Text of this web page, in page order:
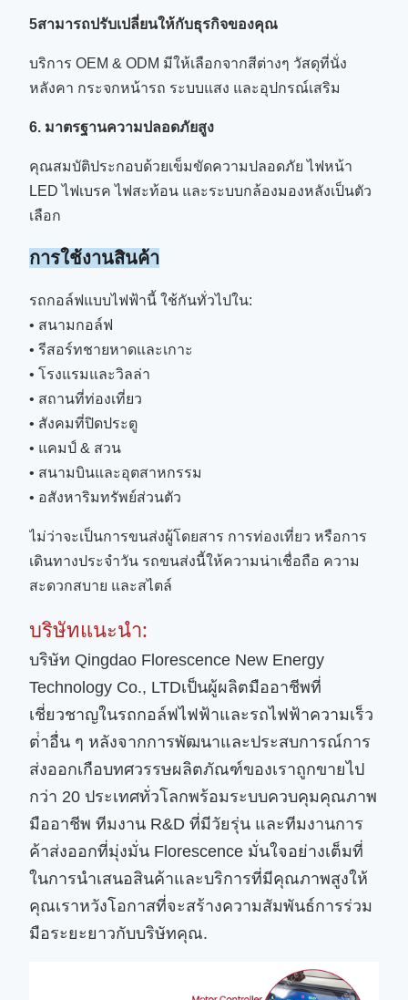
5สามารถปรับเปลี่ยนให้กับธุรกิจของคุณ
บริการ OEM & ODM มีให้เลือกจากสีต่างๆ วัสดุที่นั่ง
หลังคา กระจกหน้ารถ ระบบแสง และอุปกรณ์เสริม
6. มาตรฐานความปลอดภัยสูง
คุณสมบัติประกอบด้วยเข็มขัดความปลอดภัย ไฟหน้า
LED ไฟเบรค ไฟสะท้อน และระบบกล้องมองหลังเป็นตัว
เลือก
การใช้งานสินค้า
รถกอล์ฟแบบไฟฟ้านี้ ใช้กันทั่วไปใน:
• สนามกอล์ฟ
• รีสอร์ทชายหาดและเกาะ
• โรงแรมและวิลล่า
• สถานที่ท่องเที่ยว
• สังคมที่ปิดประตู
• แคมป์ & สวน
• สนามบินและอุตสาหกรรม
• อสังหาริมทรัพย์ส่วนตัว
ไม่ว่าจะเป็นการขนส่งผู้โดยสาร การท่องเที่ยว หรือการ
เดินทางประจําวัน รถขนส่งนี้ให้ความน่าเชื่อถือ ความ
สะดวกสบาย และสไตล์
บริษัทแนะนํา:
บริษัท Qingdao Florescence New Energy
Technology Co., LTDเป็นผู้ผลิตมืออาชีพที่
เชี่ยวชาญในรถกอล์ฟไฟฟ้าและรถไฟฟ้าความเร็ว
ต่ําอื่น ๆ หลังจากการพัฒนาและประสบการณ์การ
ส่งออกเกือบทศวรรษผลิตภัณฑ์ของเราถูกขายไป
กว่า 20 ประเทศทั่วโลกพร้อมระบบควบคุมคุณภาพ
มืออาชีพ ทีมงาน R&D ที่มีวัยรุ่น และทีมงานการ
ค้าส่งออกที่มุ่งมั่น Florescence มั่นใจอย่างเต็มที่
ในการนําเสนอสินค้าและบริการที่มีคุณภาพสูงให้
คุณเราหวังโอกาสที่จะสร้างความสัมพันธ์การร่วม
มือระยะยาวกับบริษัทคุณ.